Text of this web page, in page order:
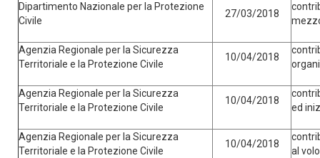
Dipartimento Nazionale per la Protezione
Civile
27/03/2018
Agenzia Regionale per la Sicurezza
Territoriale e la Protezione Civile
10/04/2018
Agenzia Regionale per la Sicurezza
Territoriale e la Protezione Civile
10/04/2018
ed
Agenzia Regionale per la Sicurezza
Territoriale e la Protezione Civile
10/04/2018
al